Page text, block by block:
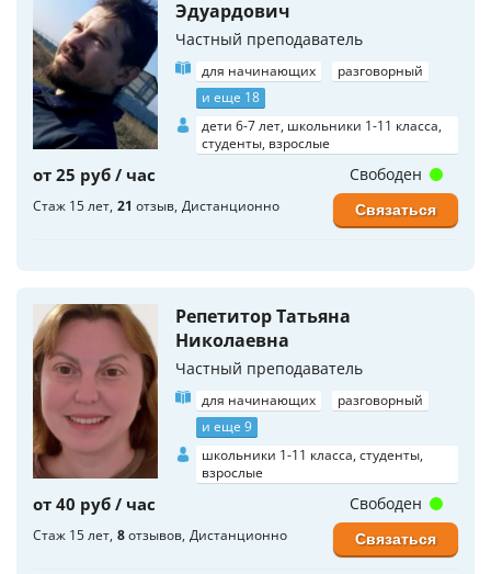
Эдуардович
Частный преподаватель
для начинающих
разговорный
и еще 18
дети 6-7 лет, школьники 1-11 класса,
студенты, взрослые
от 25 руб / час
Стаж 15 лет 21 отзыв Дистанционно
Свободен
Связаться
Репетитор Татьяна
Николаевна
Частный преподаватель
для начинающих
разговорный
и еще 9
школьники 1-11 класса, студенты,
взрослые
от 40 руб / час
Стаж 15 лет 8отзывов Дистанционно
Свободен
Связаться